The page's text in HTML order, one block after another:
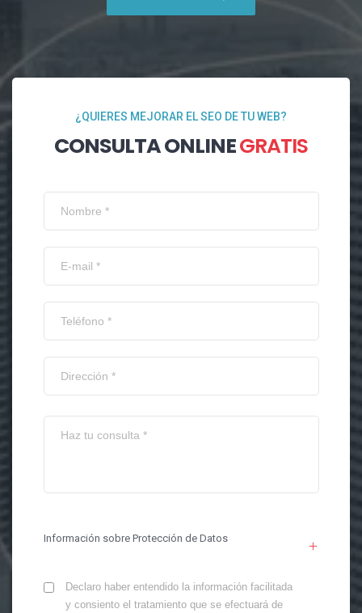
¿QUIERES MEJORAR EL SEO DE TU WEB?
CONSULTA ONLINEGRATIS
Información sobre Protección de Datos
Declaro haber entendido la información facilitada
y consiento el tratamiento que se efectuará de